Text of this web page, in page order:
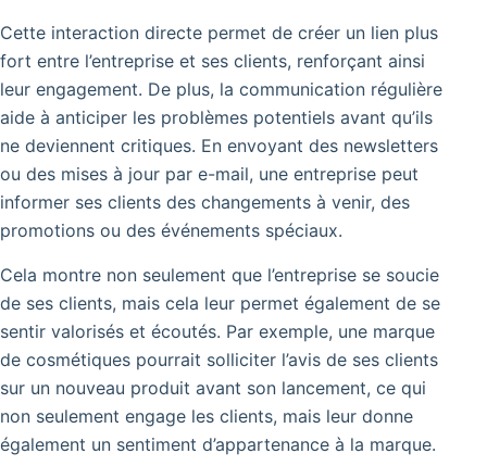
Cette interaction directe permet de créer un lien plus
fort entre l’entreprise et ses clients, renforçant ainsi
leur engagement. De plus, la communication régulière
aide à anticiper les problèmes potentiels avant qu’ils
ne deviennent critiques. En envoyant des newsletters
ou des mises à jour par e-mail, une entreprise peut
informer ses clients des changements à venir, des
promotions ou des événements spéciaux.
Cela montre non seulement que l’entreprise se soucie
de ses clients, mais cela leur permet également de se
sentir valorisés et écoutés. Par exemple, une marque
de cosmétiques pourrait solliciter l’avis de ses clients
sur un nouveau produit avant son lancement, ce qui
non seulement engage les clients, mais leur donne
également un sentiment d’appartenance à la marque.